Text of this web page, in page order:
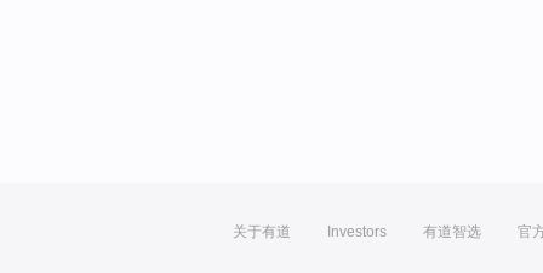
关于有道 Investors 有道智选 官